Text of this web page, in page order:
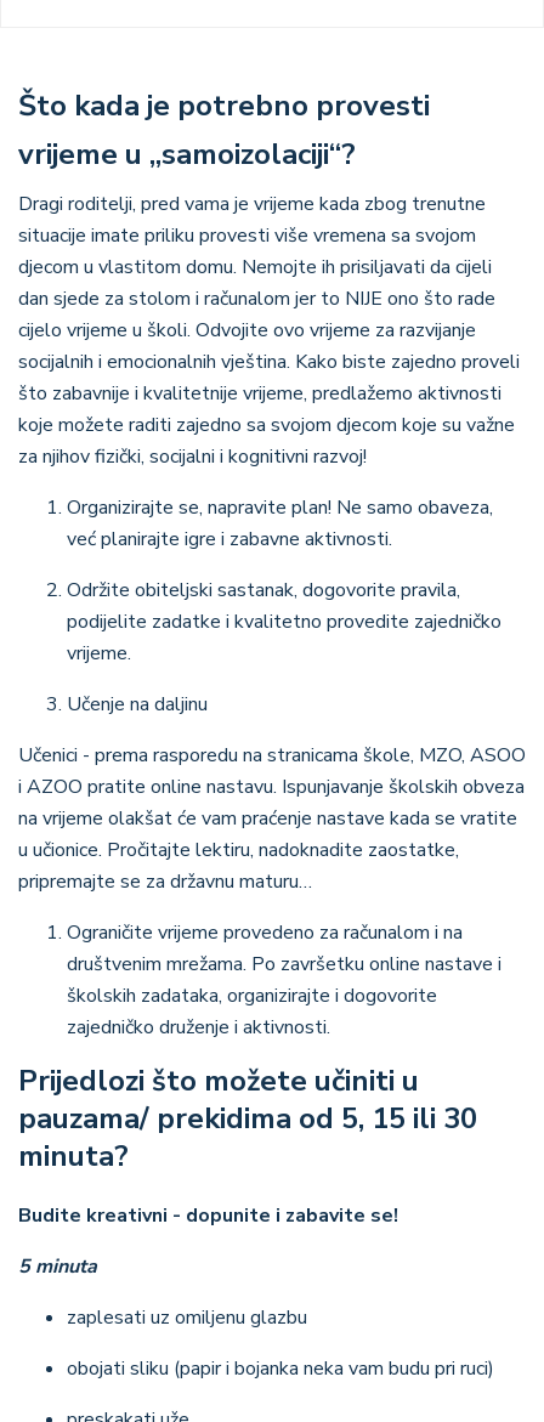
Što kada je potrebno provesti
vrijeme u „samoizolaciji“?
Dragi roditelji, pred vama je vrijeme kada zbog trenutne
situacije imate priliku provesti više vremena sa svojom
djecom u vlastitom domu. Nemojte ih prisiljavati da cijeli
dan sjede za stolom i računalom jer to NIJE ono što rade
cijelo vrijeme u školi. Odvojite ovo vrijeme za razvijanje
socijalnih i emocionalnih vještina. Kako biste zajedno proveli
što zabavnije i kvalitetnije vrijeme, predlažemo aktivnosti
koje možete raditi zajedno sa svojom djecom koje su važne
za njihov fizički, socijalni i kognitivni razvoj!
Organizirajte se, napravite plan! Ne samo obaveza,
već planirajte igre i zabavne aktivnosti.
Održite obiteljski sastanak, dogovorite pravila,
podijelite zadatke i kvalitetno provedite zajedničko
vrijeme.
Učenje na daljinu
Učenici - prema rasporedu na stranicama škole, MZO, ASOO
i AZOO pratite online nastavu. Ispunjavanje školskih obveza
na vrijeme olakšat će vam praćenje nastave kada se vratite
u učionice. Pročitajte lektiru, nadoknadite zaostatke,
pripremajte se za državnu maturu…
Ograničite vrijeme provedeno za računalom i na
društvenim mrežama. Po završetku online nastave i
školskih zadataka, organizirajte i dogovorite
zajedničko druženje i aktivnosti.
Prijedlozi što možete učiniti u
pauzama/ prekidima od 5, 15 ili 30
minuta?
Budite kreativni - dopunite i zabavite se!
5 minuta
zaplesati uz omiljenu glazbu
obojati sliku (papir i bojanka neka vam budu pri ruci)